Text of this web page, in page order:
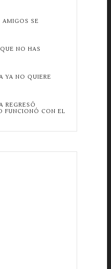
AMIGOS SE
NO HAS
YA NO QUIERE
REGRESÓ
FUNCIONÓ CON EL